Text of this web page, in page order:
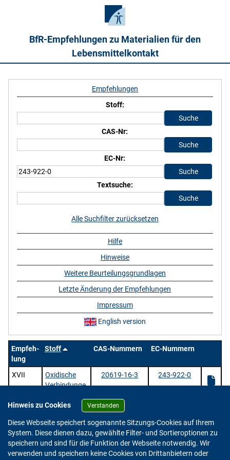
BfR-Empfehlungen zu Materialien für den
Lebensmittelkontakt
Empfeh-
lung
Stoff CAS-Nummern EC-Nummern
XVII
Oxidische
Verbindunge
Germaniums
20619-16-3 243-922-0
1 Stoffe | / 1 | Zeige pro Seite.
Empfehlungen
Stoff:
CAS-Nr:
EC-Nr:
Textsuche:
Alle Suchfilter zurücksetzen
Hilfe
Hinweise
Weitere Beurteilungsgrundlagen
Letzte Änderung der Empfehlungen
Impressum
English version
Hinweis zu Cookies Verstanden
Diese Webseite speichert sogenannte Sitzungs-Cookies auf Ihrem
System. Diese dienen dazu, gewählte Filter- und Sortieroptionen zu
speichern und sind für die Funktion der Webseite notwendig. Wir
verwenden und speichern keine Cookies von Drittanbietern oder